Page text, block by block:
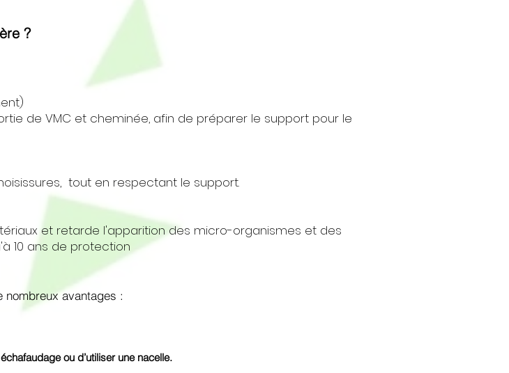
?
de VMC et cheminée, afin de préparer le support pour le
tout en respectant le support.
et retarde l'apparition des micro-organismes et des
10 ans de protection
nombreux avantages :
ou d’utiliser une nacelle.